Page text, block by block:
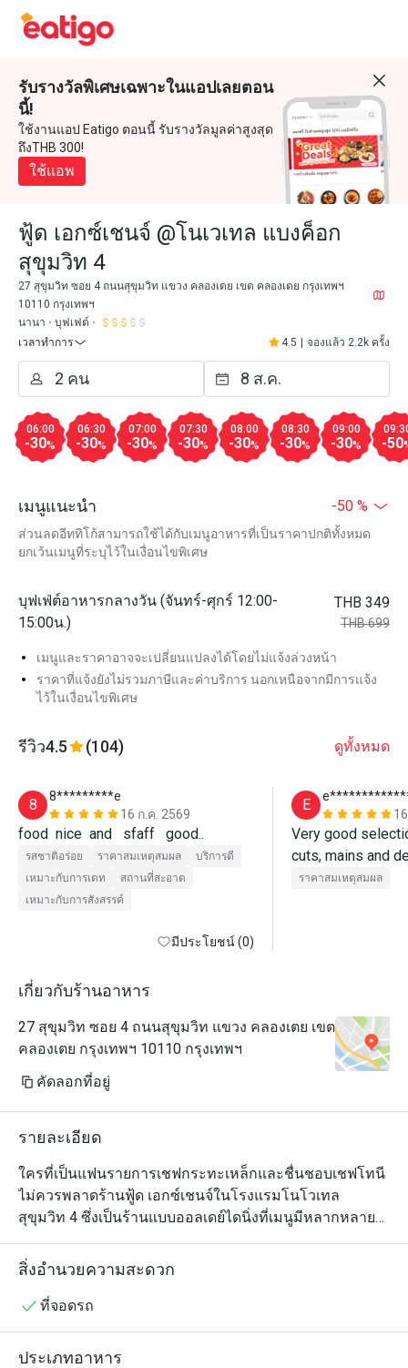
รับรางวัลพิเศษเฉพาะในแอปเลยตอน
นี้!
ใช้งานแอป Eatigo ตอนนี้ รับรางวัลมูลค่าสูงสุด
ถึงTHB 300!
ใช้แอพ
ฟู้ด เอกซ์เชนจ์ @โนเวเทล แบงค็อก
สุขุมวิท 4
27 สุขุมวิท ซอย 4 ถนนสุขุมวิท แขวง คลองเตย เขต คลองเตย กรุงเทพฯ
10110 กรุงเทพฯ
นานา
บุฟเฟต์
เวลาทำการ
4.5 จองแล้ว 2.2k ครั้ง
06:00
-30%
06:30
-30%
07:00
-30%
07:30
-30%
08:00
-30%
08:30
-30%
09:00
-30% -50
เมนูแนะนำ -50 %
ส่วนลดอีททิโก้สามารถใช้ได้กับเมนูอาหารที่เป็นราคาปกติทั้งหมด
ยกเว้นเมนูที่ระบุไว้ในเงื่อนไขพิเศษ
บุฟเฟ่ต์อาหารกลางวัน (จันทร์-ศุกร์ 12:00-
15:00น.)
THB 349
THB 699
เมนูและราคาอาจจะเปลี่ยนแปลงได้โดยไม่แจ้งล่วงหน้า
ราคาที่แจ้งยังไม่รวมภาษีและค่าบริการ นอกเหนือจากมีการแจ้ง
ไว้ในเงื่อนไขพิเศษ
รีวิว4.5 (104) ดูทั้งหมด
8
8*********e
16 ก.ค. 2569
food  nice  and   sfaff   good..
รสชาติอร่อย ราคาสมเหตุสมผล
บริการดี
เหมาะกับการเดท
สถานที่สะอาด
เหมาะกับการสังสรรค์
มีประโยชน์ (0)
E
Very good
ราคาสมเหตุสมผล
เกี่ยวกับร้านอาหาร
27 สุขุมวิท ซอย 4 ถนนสุขุมวิท แขวง คลองเตย เขต
คลองเตย กรุงเทพฯ 10110 กรุงเทพฯ
คัดลอกที่อยู่
รายละเอียด
ใครที่เป็นแฟนรายการเชฟกระทะเหล็กและชื่นชอบเชฟโทนี
ไม่ควรพลาดร้านฟู้ด เอกซ์เชนจ์ในโรงแรมโนโวเทล
สุขุมวิท 4 ซึ่งเป็นร้านแบบออลเดย์ไดนิ่งที่เมนูมีหลากหลาย
ทั้งอาหารตะวันตกและเอเชียพร้อมเสิร์ฟให้ทานกันได้ตลอด
ทั้งวัน รวมถึงมีตัวเลือกทั้งแบบบุฟเฟ่ต์และอลาคาร์ท แต่
ไทยที่นำเสนอได้อย่างมีเอกลักษณ์ ผสมผสานความโมเดิร์น
จะเป็นข้าวซอย แกงเผ็ดเป็ดย่าง หรือเมนูซีฟู้ดต่างๆ
สิ่งอำนวยความสะดวก
ที่จอดรถ
ประเภทอาหาร